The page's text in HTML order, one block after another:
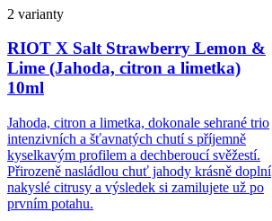
2 varianty
RIOT X Salt Strawberry Lemon &
Lime (Jahoda, citron a limetka)
10ml
Jahoda, citron a limetka, dokonale sehrané trio
intenzivních a šťavnatých chutí s příjemně
kyselkavým profilem a dechberoucí svěžestí.
Přirozeně nasládlou chuť jahody krásně doplní
nakyslé citrusy a výsledek si zamilujete už po
prvním potahu.